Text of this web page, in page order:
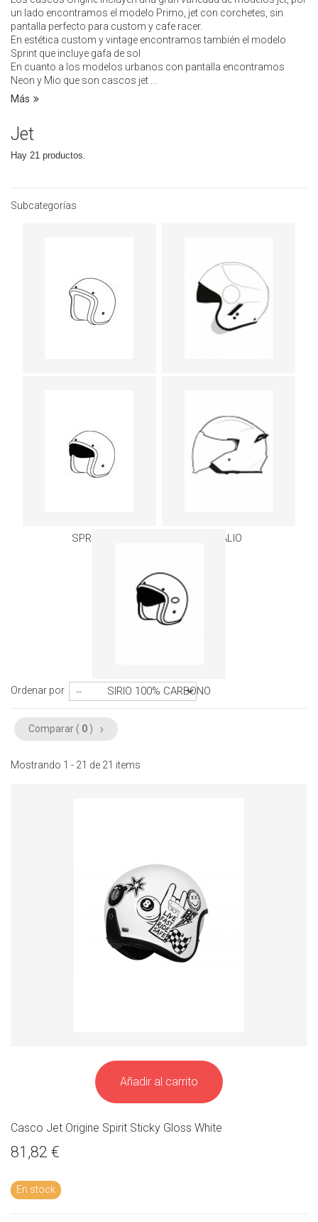
un lado encontramos el modelo Primo, jet con corchetes, sin
pantalla perfecto para custom y cafe racer.
En estética custom y vintage encontramos también el modelo
Sprint que incluye gafa de sol
En cuanto a los modelos urbanos con pantalla encontramos
Neon y Mio que son cascos jet ...
Más
Jet
Hay 21 productos.
Subcategorías
SPRINT PALIO
SIRIO 100% CARBONO
Ordenar por
Comparar ( 0 )
Mostrando 1 - 21 de 21 items
Añadir al carrito
Casco Jet Origine Spirit Sticky Gloss White
81,82 €
En stock